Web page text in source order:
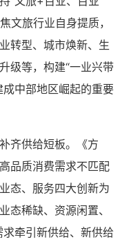
文旅行业自身提质，
转型、城市焕新、生
级等，构建“一业兴带
中部地区崛起的重要
齐供给短板。《方
品质消费需求不匹配
态、服务四大创新为
态稀缺、资源闲置、
牵引新供给、新供给